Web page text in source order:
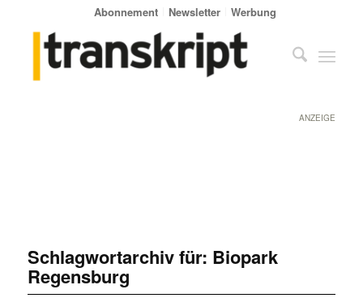
Abonnement Newsletter Werbung
ANZEIGE
Schlagwortarchiv für: Biopark
Regensburg